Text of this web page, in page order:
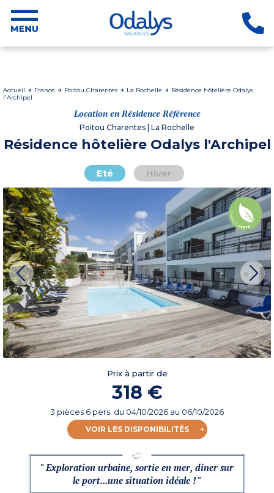
Accueil France Poitou Charentes La Rochelle
Résidence hôtelière Odalys
l'Archipel
Location en Résidence Référence
Poitou Charentes | La Rochelle
Résidence hôtelière Odalys l'Archipel
Eté Hiver
Prix à partir de
318 €
3 pièces 6 pers. du 04/10/2026 au 06/10/2026
VOIR LES DISPONIBILITÉS
" Exploration urbaine, sortie en mer, diner sur
le port...une situation idéale ! "